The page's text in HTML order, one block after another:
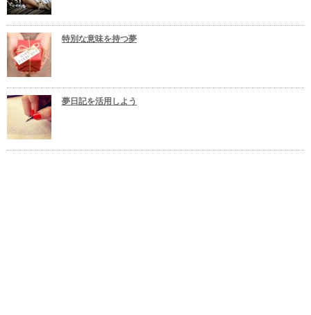
特別な意味を持つ夢
夢日記を活用しよう